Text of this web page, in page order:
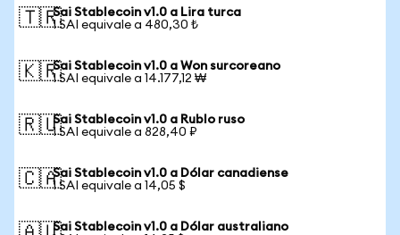
🇹🇷Sai Stablecoin v1.0 a Lira turca
1 SAI equivale a 480,30 ₺
🇰🇷Sai Stablecoin v1.0 a Won surcoreano
1 SAI equivale a 14.177,12 ₩
🇷🇺Sai Stablecoin v1.0 a Rublo ruso
1 SAI equivale a 828,40 ₽
🇨🇦Sai Stablecoin v1.0 a Dólar canadiense
1 SAI equivale a 14,05 $
Sai Stablecoin v1.0 a Dólar australiano